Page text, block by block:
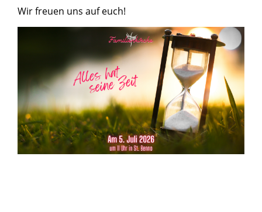
Wir freuen uns auf euch!